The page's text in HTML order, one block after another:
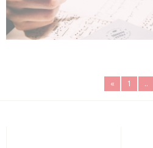
« 1 ..